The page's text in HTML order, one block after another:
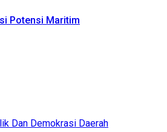
Potensi Maritim